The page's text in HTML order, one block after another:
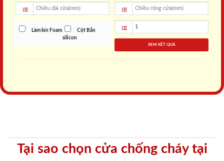
Làm kín Foam
Cột Bắn
silicon
XEM KẾT QUẢ
Tại sao chọn cửa chống cháy tại